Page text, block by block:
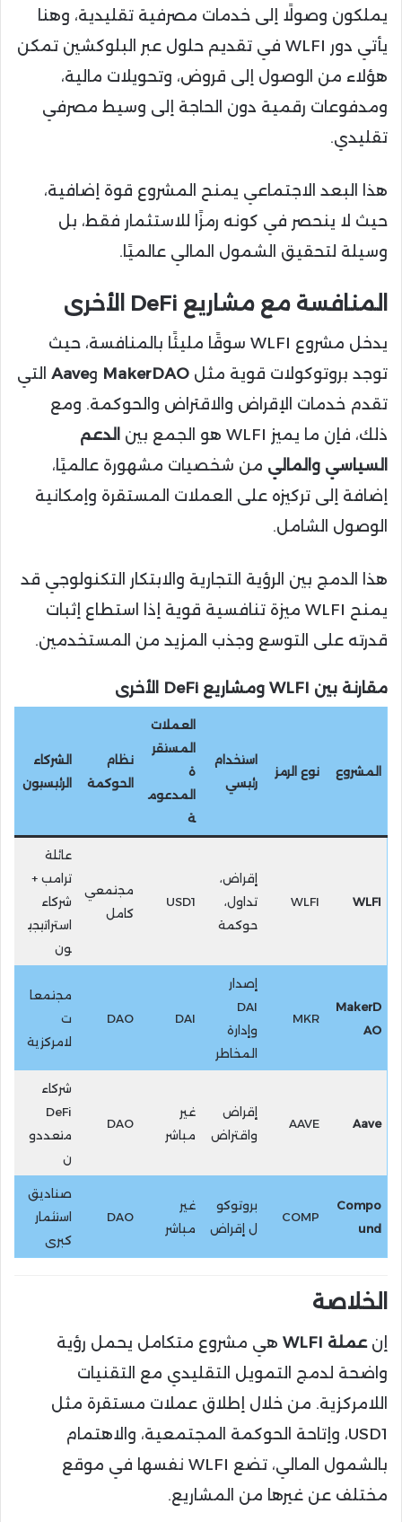
يملكون وصولًا إلى خدمات مصرفية تقليدية، وهنا
يأتي دور WLFI في تقديم حلول عبر البلوكشين تمكن
هؤلاء من الوصول إلى قروض، وتحويلات مالية،
ومدفوعات رقمية دون الحاجة إلى وسيط مصرفي
تقليدي.
هذا البعد الاجتماعي يمنح المشروع قوة إضافية،
حيث لا ينحصر في كونه رمزًا للاستثمار فقط، بل
وسيلة لتحقيق الشمول المالي عالميًا.
المنافسة مع مشاريع DeFi الأخرى
يدخل مشروع WLFI سوقًا مليئًا بالمنافسة، حيث
توجد بروتوكولات قوية مثل MakerDAO وAave التي
تقدم خدمات الإقراض والاقتراض والحوكمة. ومع
ذلك، فإن ما يميز WLFI هو الجمع بين
الدعم
السياسي والمالي من شخصيات مشهورة عالميًا،
إضافة إلى تركيزه على العملات المستقرة وإمكانية
الوصول الشامل.
هذا الدمج بين الرؤية التجارية والابتكار التكنولوجي قد
يمنح WLFI ميزة تنافسية قوية إذا استطاع إثبات
قدرته على التوسع وجذب المزيد من المستخدمين.
مقارنة بين WLFI ومشاريع DeFi الأخرى
المشروع نوع الرمز
استخدام
رئيسي
العملات
المستقر
ة
المدعوم
ة
نظام
الحوكمة
الشركاء
الرئيسيون
WLFI
WLFI
إقراض،
تداول،
حوكمة
USD1
مجتمعي
كامل
عائلة
ترامب +
شركاء
استراتيجي
ون
MakerD
AO
MKR
إصدار
DAI
وإدارة
المخاطر
DAI
DAO
مجتمعا
ت
لامركزية
Aave
AAVE
إقراض
واقتراض
غير
مباشر
DAO
شركاء
DeFi
متعددو
ن
Compo
und
COMP
بروتوكو
ل إقراض
غير
مباشر
DAO
صناديق
استثمار
كبرى
الخلاصة
إنعملة WLFI
هي مشروع متكامل يحمل رؤية
واضحة لدمج التمويل التقليدي مع التقنيات
اللامركزية. من خلال إطلاق عملات مستقرة مثل
USD1، وإتاحة الحوكمة المجتمعية، والاهتمام
بالشمول المالي، تضع WLFI نفسها في موقع
مختلف عن غيرها من المشاريع.